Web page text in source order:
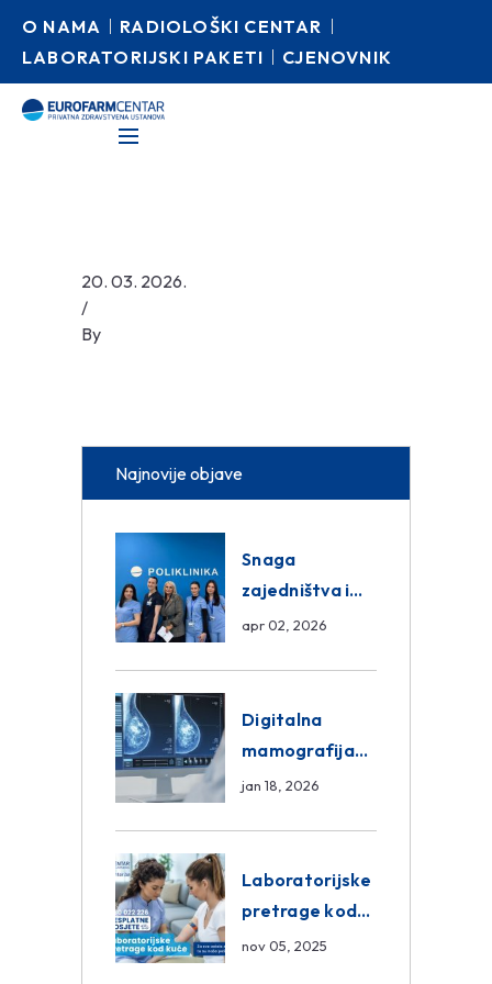
O NAMA
RADIOLOŠKI CENTAR
LABORATORIJSKI PAKETI
CJENOVNIK
20. 03. 2026.
/
By
Najnovije objave
Snaga
zajedništva i
razmjena
Group
apr 02, 2026
Digitalna
mamografija
Sarajevo –
Centar
Poliklinika
jan 18, 2026
Laboratorijske
pretrage kod
kuće – novo u
nov 05, 2025